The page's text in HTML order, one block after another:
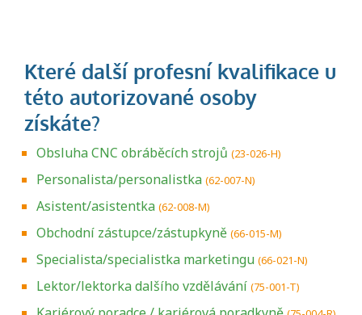
Obsluha CNC obráběcích strojů (23-026-H)
Personalista/personalistka (62-007-N)
Asistent/asistentka (62-008-M)
Obchodní zástupce/zástupkyně (66-015-M)
Specialista/specialistka marketingu (66-021-N)
Lektor/lektorka dalšího vzdělávání (75-001-T)